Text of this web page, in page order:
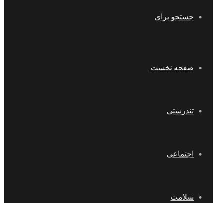
جستجو برای
صفحه نخست
تندرستی
اجتماعی
سلامت